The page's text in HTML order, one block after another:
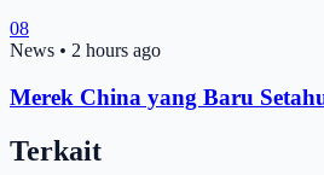
08
News • 2 hours ago
Merek China yang Baru
Terkait